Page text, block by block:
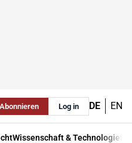
Abonnieren Log in DE EN
Wissenschaft & Technologie